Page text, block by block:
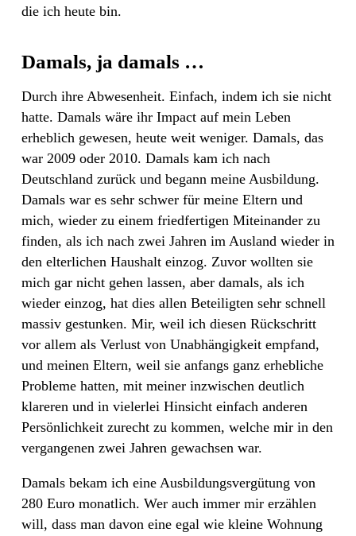
die ich heute bin.
Damals, ja damals …
Durch ihre Abwesenheit. Einfach, indem ich sie nicht
hatte. Damals wäre ihr Impact auf mein Leben
erheblich gewesen, heute weit weniger. Damals, das
war 2009 oder 2010. Damals kam ich nach
Deutschland zurück und begann meine Ausbildung.
Damals war es sehr schwer für meine Eltern und
mich, wieder zu einem friedfertigen Miteinander zu
finden, als ich nach zwei Jahren im Ausland wieder in
den elterlichen Haushalt einzog. Zuvor wollten sie
mich gar nicht gehen lassen, aber damals, als ich
wieder einzog, hat dies allen Beteiligten sehr schnell
massiv gestunken. Mir, weil ich diesen Rückschritt
vor allem als Verlust von Unabhängigkeit empfand,
und meinen Eltern, weil sie anfangs ganz erhebliche
Probleme hatten, mit meiner inzwischen deutlich
klareren und in vielerlei Hinsicht einfach anderen
Persönlichkeit zurecht zu kommen, welche mir in den
vergangenen zwei Jahren gewachsen war.
Damals bekam ich eine Ausbildungsvergütung von
280 Euro monatlich. Wer auch immer mir erzählen
will, dass man davon eine egal wie kleine Wohnung